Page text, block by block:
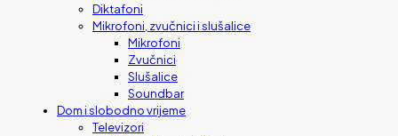
Diktafoni
Mikrofoni, zvučnici i slušalice
Mikrofoni
Zvučnici
Slušalice
Soundbar
Dom i slobodno vrijeme
Televizori